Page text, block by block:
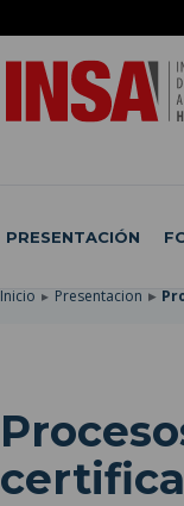
PRESENTACIÓN
Inicio Presentacion